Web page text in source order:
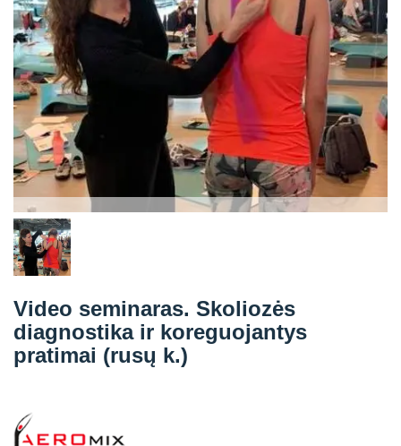
Straipsniai
Sėkmės istorijos
Atsiliepimai
Kontaktai
Video seminaras. Skoliozės
diagnostika ir koreguojantys
pratimai (rusų k.)